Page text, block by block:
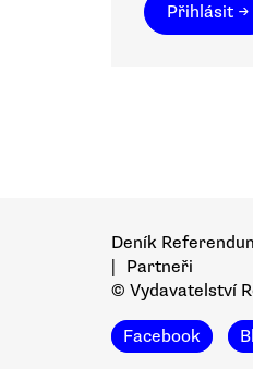
Přihlásit →
Deník
Partneři
© Vydavatelství
Facebook